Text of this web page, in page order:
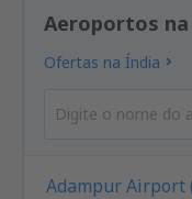
Aeroportos
Ofertas na Índia
Adampur Airport